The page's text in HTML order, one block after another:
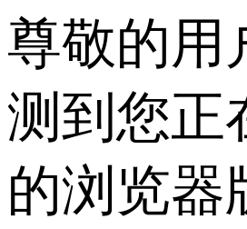
尊敬的用
测到您正
的浏览器